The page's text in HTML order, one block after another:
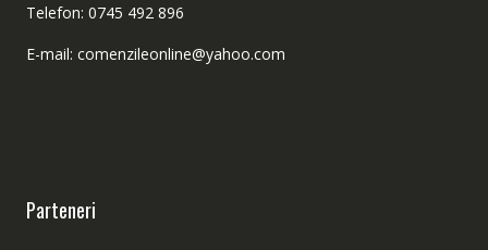
Telefon: 0745 492 896
E-mail: comenzileonline@yahoo.com
Parteneri